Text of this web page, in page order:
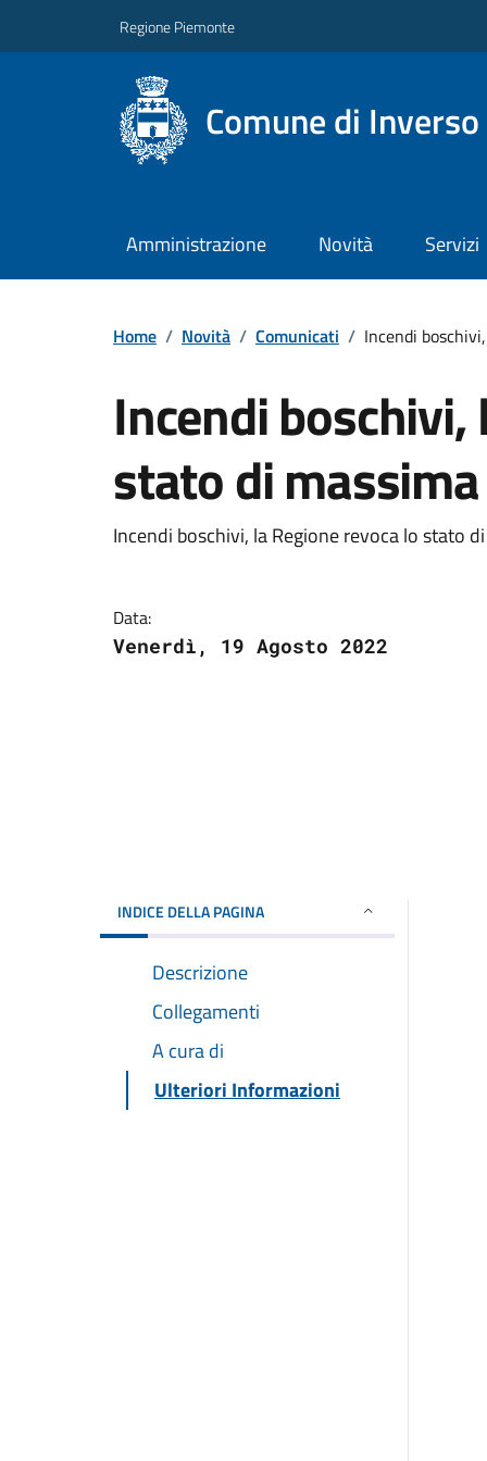
Regione Piemonte
Comune di
Amministrazione Novità Servizi
Home / Novità / Comunicati / Incendi
Incendi
stato di
Incendi boschivi, la Regione revoca lo stato
Data:
Venerdì, 19 Agosto 2022
INDICE DELLA PAGINA
Descrizione
Collegamenti
A cura di
Ulteriori Informazioni